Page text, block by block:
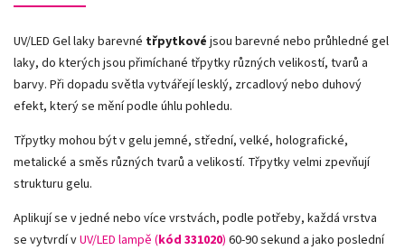
UV/LED Gel laky barevné třpytkové jsou barevné nebo průhledné gel
laky, do kterých jsou přimíchané třpytky různých velikostí, tvarů a
barvy. Při dopadu světla vytvářejí lesklý, zrcadlový nebo duhový
efekt, který se mění podle úhlu pohledu.
Třpytky mohou být v gelu jemné, střední, velké, holografické,
metalické a směs různých tvarů a velikostí. Třpytky velmi zpevňují
strukturu gelu.
Aplikují se v jedné nebo více vrstvách, podle potřeby, každá vrstva
se vytvrdí vUV/LED lampě (kód 331020) 60-90 sekund a jako poslední